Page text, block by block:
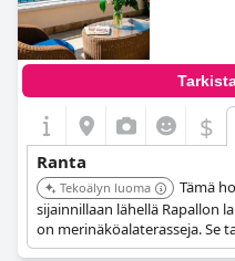
$
Ranta
Tekoälyn luoma
Tämä
sijainnillaan lähellä Rapallon
on merinäköalaterasseja. Se
aurinkotuoleja ja -varjoja